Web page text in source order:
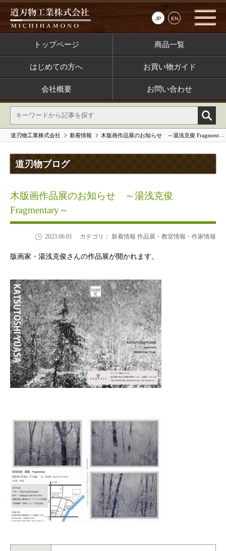
JP EN
トップページ 商品一覧
はじめての方へ お買い物ガイド
会社概要 お問い合わせ
道刃物工業株式会社 新着情報 木版画作品展のお知らせ ～湯浅克俊 Fragmentary～
道刃物ブログ
木版画作品展のお知らせ ～湯浅克俊
Fragmentary～
2023.06.01 カテゴリ： 新着情報 作品展・教室情報・作家情報
版画家・湯浅克俊さんの作品展が開かれます。